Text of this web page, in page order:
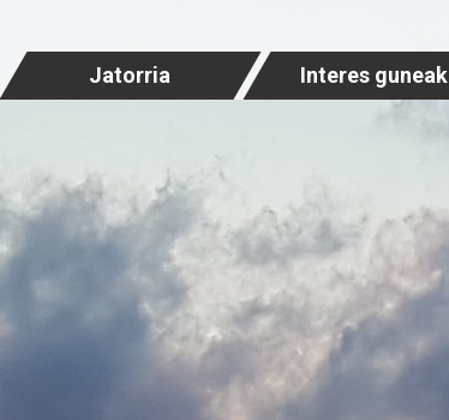
Jatorria Interes guneak